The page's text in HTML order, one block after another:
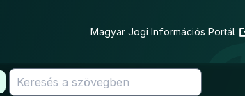
Magyar Jogi Információs Portál